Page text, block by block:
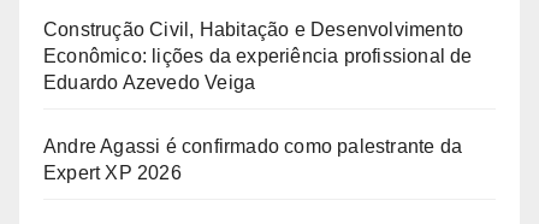
Construção Civil, Habitação e Desenvolvimento
Econômico: lições da experiência profissional de
Eduardo Azevedo Veiga
Andre Agassi é confirmado como palestrante da
Expert XP 2026